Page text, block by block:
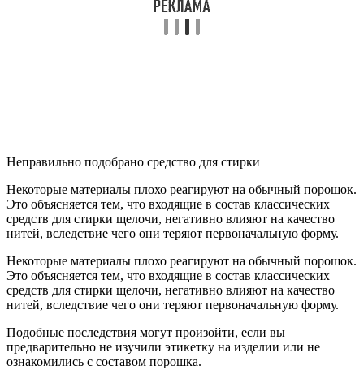
Неправильно подобрано средство для стирки
Некоторые материалы плохо реагируют на обычный порошок.
Это объясняется тем, что входящие в состав классических
средств для стирки щелочи, негативно влияют на качество
нитей, вследствие чего они теряют первоначальную форму.
Некоторые материалы плохо реагируют на обычный порошок.
Это объясняется тем, что входящие в состав классических
средств для стирки щелочи, негативно влияют на качество
нитей, вследствие чего они теряют первоначальную форму.
Подобные последствия могут произойти, если вы
предварительно не изучили этикетку на изделии или не
ознакомились с составом порошка.